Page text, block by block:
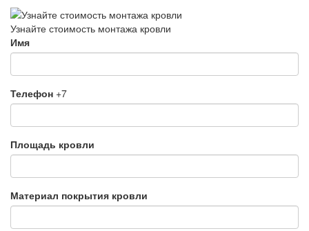
Узнайте стоимость монтажа кровли
Имя
Телефон +7
Площадь кровли
Материал покрытия кровли